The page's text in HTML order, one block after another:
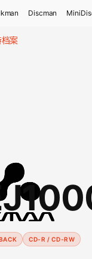
Discman
案
CD-R / CD-RW